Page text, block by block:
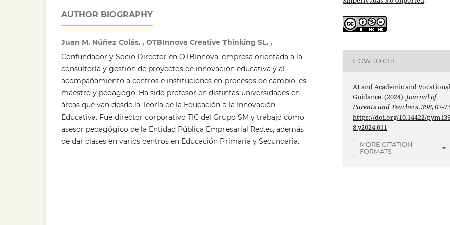
AUTHOR BIOGRAPHY
Juan M. Núñez Colás, , OTBInnova Creative Thinking SL, ,
Confundador y Socio Director en OTBInnova, empresa orientada a la
consultoría y gestión de proyectos de innovación educativa y al
acompañamiento a centros e instituciones en procesos de cambio, es
maestro y pedagogo. Ha sido profesor en distintas universidades en
áreas que van desde la Teoría de la Educación a la Innovación
Educativa. Fue director corporativo TIC del Grupo SM y trabajó como
asesor pedagógico de la Entidad Pública Empresarial Red.es, además
de dar clases en varios centros en Educación Primaria y Secundaria.
HOW TO CITE
AI and Academic and
Guidance. (2024). Journal of
Parents and Teachers,398, 67-
https://doi.org/10.14422/
8.y2024.011
MORE CITATION
FORMATS